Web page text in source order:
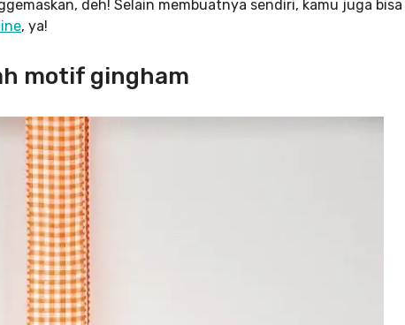
deh! Selain membuatnya sendiri, kamu juga bisa
, ya!
motif gingham